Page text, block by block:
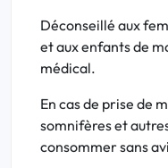
Déconseillé aux
et aux enfants de
médical.
En cas de prise de
somnifères et
consommer sans